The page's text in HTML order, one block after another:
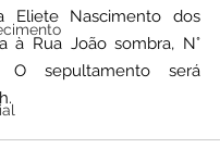
Eliete Nascimento dos
à Rua João sombra, N°
O sepultamento será